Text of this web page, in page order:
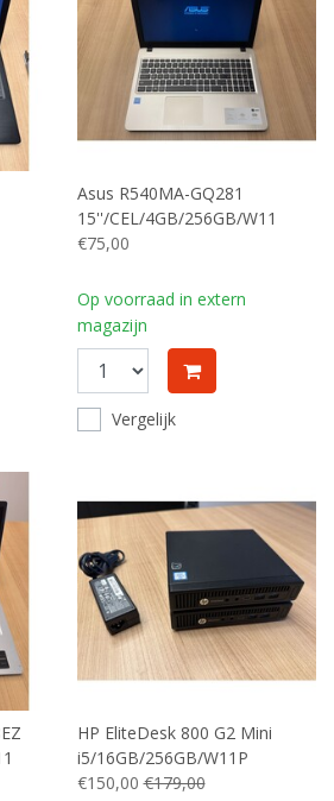
Asus R540MA-GQ281
15''/CEL/4GB/256GB/W11
€75,00
Op voorraad in extern
magazijn
Vergelijk
HP EliteDesk 800 G2 Mini
i5/16GB/256GB/W11P
€150,00 €179,00